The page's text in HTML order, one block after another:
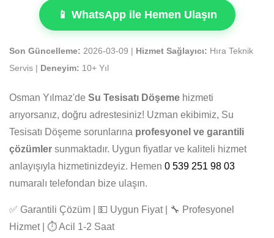
📱 WhatsApp ile Hemen Ulaşın
Son Güncelleme: 2026-03-09 | Hizmet Sağlayıcı: Hıra Teknik
Servis |
Deneyim: 10+ Yıl
Osman Yılmaz'de Su Tesisatı Döşeme hizmeti
arıyorsanız, doğru adrestesiniz! Uzman ekibimiz, Su
Tesisatı Döşeme sorunlarına profesyonel ve garantili
çözümler sunmaktadır. Uygun fiyatlar ve kaliteli hizmet
anlayışıyla hizmetinizdeyiz. Hemen 0 539 251 98 03
numaralı telefondan bize ulaşın.
✅ Garantili Çözüm | 💵 Uygun Fiyat | 🔧 Profesyonel
Hizmet | ⏱️ Acil 1-2 Saat